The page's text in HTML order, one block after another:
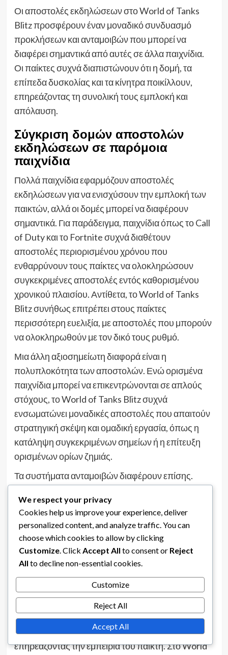
Οι αποστολές εκδηλώσεων στο World of Tanks
Blitz προσφέρουν έναν μοναδικό συνδυασμό
προκλήσεων και ανταμοιβών που μπορεί να
διαφέρει σημαντικά από αυτές σε άλλα παιχνίδια.
Οι παίκτες συχνά διαπιστώνουν ότι η δομή, τα
επίπεδα δυσκολίας και τα κίνητρα ποικίλλουν,
επηρεάζοντας τη συνολική τους εμπλοκή και
απόλαυση.
Σύγκριση δομών αποστολών
εκδηλώσεων σε παρόμοια
παιχνίδια
Πολλά παιχνίδια εφαρμόζουν αποστολές
εκδηλώσεων για να ενισχύσουν την εμπλοκή των
παικτών, αλλά οι δομές μπορεί να διαφέρουν
σημαντικά. Για παράδειγμα, παιχνίδια όπως το Call
of Duty και το Fortnite συχνά διαθέτουν
αποστολές περιορισμένου χρόνου που
ενθαρρύνουν τους παίκτες να ολοκληρώσουν
συγκεκριμένες αποστολές εντός καθορισμένου
χρονικού πλαισίου. Αντίθετα, το World of Tanks
Blitz συνήθως επιτρέπει στους παίκτες
περισσότερη ευελιξία, με αποστολές που μπορούν
να ολοκληρωθούν με τον δικό τους ρυθμό.
Μια άλλη αξιοσημείωτη διαφορά είναι η
πολυπλοκότητα των αποστολών. Ενώ ορισμένα
παιχνίδια μπορεί να επικεντρώνονται σε απλούς
στόχους, το World of Tanks Blitz συχνά
ενσωματώνει μοναδικές αποστολές που απαιτούν
στρατηγική σκέψη και ομαδική εργασία, όπως η
κατάληψη συγκεκριμένων σημείων ή η επίτευξη
ορισμένων ορίων ζημιάς.
Τα συστήματα ανταμοιβών διαφέρουν επίσης.
αντικείμενα ή ενισχύσεις εμπειρίας, ενώ το World
of Tanks Blitz προσφέρει απτά νομίσματα εντός
του παιχνιδιού και αναβαθμίσεις οχημάτων, οι
οποίες μπορούν να επηρεάσουν σημαντικά την
εμπειρία παιχνιδιού και την πρόοδο.
Διαφορές στη δυσκολία και τις
ανταμοιβές μεταξύ παιχνιδιών
Η δυσκολία των αποστολών εκδηλώσεων μπορεί
να διαφέρει σημαντικά μεταξύ παιχνιδιών,
επηρεάζοντας την εμπειρία του παίκτη. Στο World
We respect your privacy
Cookies help us improve your experience, deliver
personalized content, and analyze traffic. You can
choose which cookies to allow by clicking
Customize . Click Accept All to consent or Reject
All to decline non-essential cookies.
Customize
Reject All
Accept All